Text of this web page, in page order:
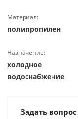
Материал:
полипропилен
Назначение:
холодное
водоснабжение
Задать вопрос